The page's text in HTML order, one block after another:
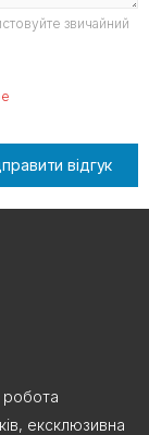
звичайний
відгук
робота
ексклюзивна